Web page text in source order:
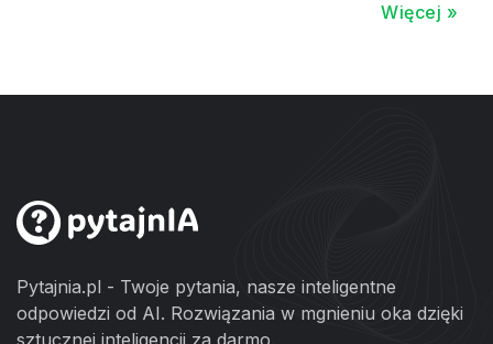
Więcej »
Pytajnia.pl - Twoje pytania, nasze inteligentne
odpowiedzi od AI. Rozwiązania w mgnieniu oka dzięki
sztucznej inteligencji za darmo.